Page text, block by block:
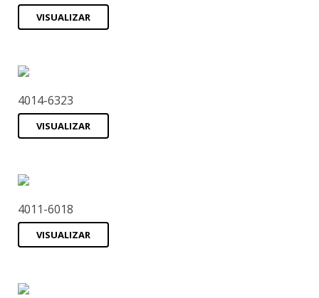
VISUALIZAR
4014-6323
VISUALIZAR
4011-6018
VISUALIZAR